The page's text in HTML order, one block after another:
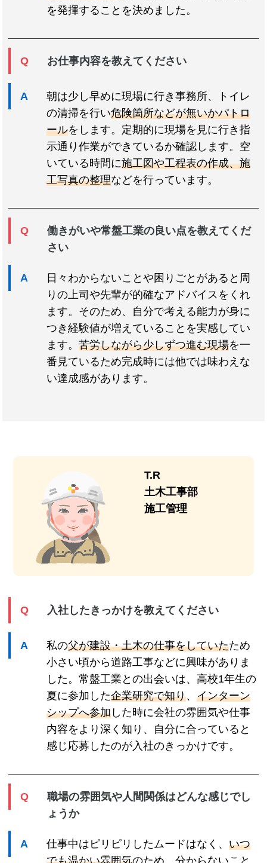
を発揮することを決めました。
お仕事内容を教えてください
朝は少し早めに現場に行き事務所、トイレ
の清掃を行い危険箇所などが無いかパトロ
ールをします。定期的に現場を見に行き指
示通り作業ができているか確認します。空
いている時間に施工図や工程表の作成、施
工写真の整理などを行っています。
働きがいや常盤工業の良い点を教えてくだ
さい
日々わからないことや困りごとがあると周
りの上司や先輩が的確なアドバイスをくれ
ます。そのため、自分で考える能力が身に
つき経験値が増えていることを実感してい
ます。苦労しながら少しずつ進む現場を一
番見ているため完成時には他では味わえな
い達成感があります。
T.R
土木工事部
施工管理
入社したきっかけを教えてください
私の父が建設・土木の仕事をしていたため
小さい頃から道路工事などに興味がありま
した。常盤工業との出会いは、高校1年生の
夏に参加した企業研究で知り、インターン
シップへ参加 した時に会社の雰囲気や仕事
内容をより深く知り、自分に合っていると
感じ応募したのが入社のきっかけです。
職場の雰囲気や人間関係はどんな感じでし
ょうか
仕事中はピリピリしたムードはなく、いつ